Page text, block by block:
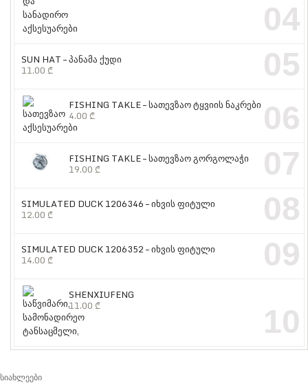
04
SUN HAT – პანამა ქუდი
11.00₾ 05
FISHING TAKLE – სათევზაო ტყვიის ნაკრები
4.00₾ 06
FISHING TAKLE – სათევზაო გორგოლაჭი
19.00₾ 07
SIMULATED DUCK 1206346 – იხვის ფიტული
12.00₾ 08
SIMULATED DUCK 1206352 – იხვის ფიტული
14.00₾ 09
SHENXIUFENG
11.00₾ 10
სიახლეები